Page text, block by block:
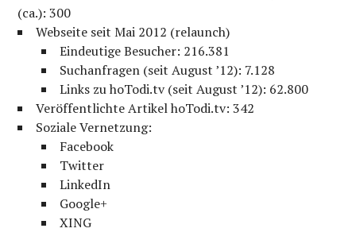
(ca.): 300
Webseite seit Mai 2012 (relaunch)
Eindeutige Besucher: 216.381
Suchanfragen (seit August ’12): 7.128
Links zu hoTodi.tv (seit August ’12): 62.800
Veröffentlichte Artikel hoTodi.tv: 342
Soziale Vernetzung:
Facebook
Twitter
LinkedIn
Google+
XING